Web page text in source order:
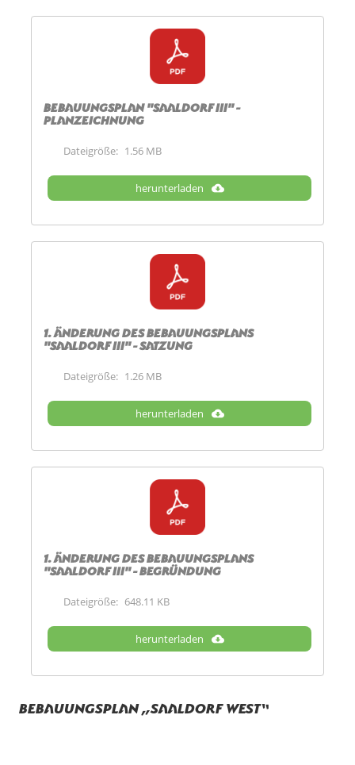
Bebauungsplan "Saaldorf III" -
Planzeichnung
Dateigröße: 1.56 MB
herunterladen
1. Änderung des Bebauungsplans
"Saaldorf III" - Satzung
Dateigröße: 1.26 MB
herunterladen
1. Änderung des Bebauungsplans
"Saaldorf III" - Begründung
Dateigröße: 648.11 KB
herunterladen
Bebauungsplan „Saaldorf West“